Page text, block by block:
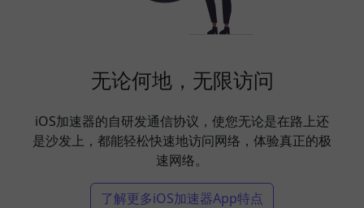
无论何地，无限访问
iOS加速器的自研发通信协议，使您无论是在路上还
是沙发上，都能轻松快速地访问网络，体验真正的极
速网络。
了解更多iOS加速器App特点